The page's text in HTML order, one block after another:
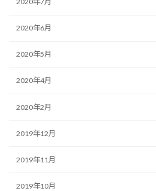
2020年6月
2020年5月
2020年4月
2020年2月
2019年12月
2019年11月
2019年10月